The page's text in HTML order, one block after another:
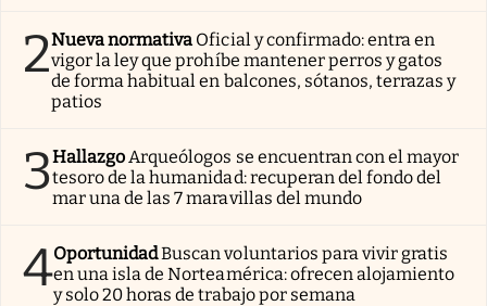
2Nueva normativa Oficial y confirmado: entra en
vigor la ley que prohíbe mantener perros y gatos
de forma habitual en balcones, sótanos, terrazas y
patios
3Hallazgo Arqueólogos se encuentran con el mayor
tesoro de la humanidad: recuperan del fondo del
mar una de las 7 maravillas del mundo
4OportunidadBuscan voluntarios para vivir gratis
en una isla de Norteamérica: ofrecen alojamiento
y solo 20 horas de trabajo por semana